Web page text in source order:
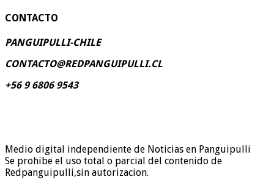
CONTACTO
PANGUIPULLI-CHILE
CONTACTO@REDPANGUIPULLI.CL
+56 9 6806 9543
Medio digital independiente de Noticias en Panguipulli
Se prohibe el uso total o parcial del contenido de
Redpanguipulli,sin autorizacion.